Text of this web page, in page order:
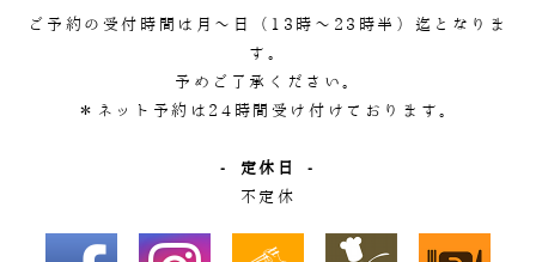
ご予約の受付時間は月～日（13時～23時半）迄となりま
す。
予めご了承ください。
＊ネット予約は24時間受け付けております。
- 定休日 -
不定休